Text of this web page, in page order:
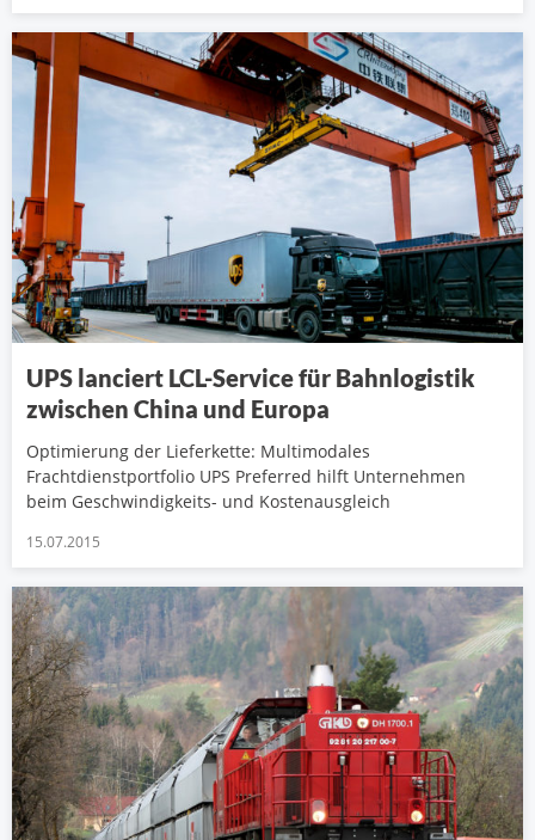
UPS lanciert LCL-Service für Bahnlogistik
zwischen China und Europa
Optimierung der Lieferkette: Multimodales
Frachtdienstportfolio UPS Preferred hilft Unternehmen
beim Geschwindigkeits- und Kostenausgleich
15.07.2015